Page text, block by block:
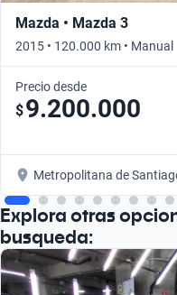
Mazda • Mazda 3
2015 • 120.000 km • Manual
Precio desde
$9.200.000
Metropolitana de
Explora otras
busqueda: